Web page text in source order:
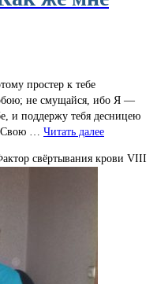
простер к тебе
не смущайся, ибо Я —
и поддержу тебя десницею
Свою … Читать далее
свёртывания крови VIII